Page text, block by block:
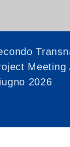
Meeting
2026